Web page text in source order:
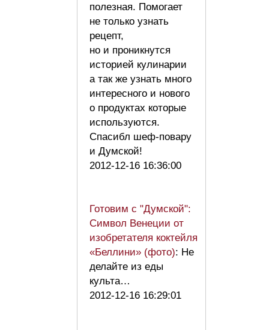
полезная. Помогает
не только узнать
рецепт,
но и проникнутся
историей кулинарии
а так же узнать много
интересного и нового
о продуктах которые
используются.
Спасибл шеф-повару
и Думской!
2012-12-16 16:36:00
Готовим с "Думской":
Символ Венеции от
изобретателя коктейля
«Беллини» (фото): Не
делайте из еды
культа…
2012-12-16 16:29:01